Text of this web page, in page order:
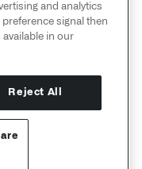
Information
and analytics
signal then
in our
Reject All